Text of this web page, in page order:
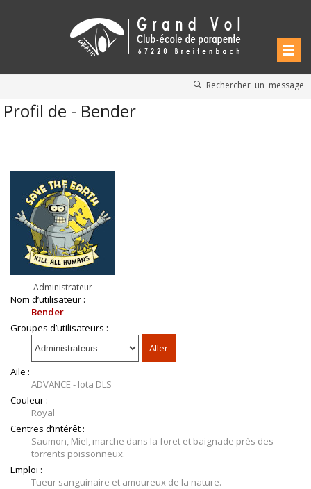
Rechercher un message
Profil de - Bender
Administrateur
Nom d’utilisateur :
Bender
Groupes d’utilisateurs :
Aile :
ADVANCE - Iota DLS
Couleur :
Royal
Centres d’intérêt :
Saumon, Miel, marche dans la foret et baignade près des
torrents poissonneux.
Emploi :
Tueur sanguinaire et amoureux de la nature.